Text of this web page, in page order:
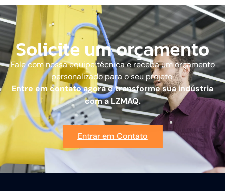
Solicite um orçamento
Fale com nossa equipe técnica e receba um orçamento
personalizado para o seu projeto.
Entre em contato agora e transforme sua indústria
com a LZMAQ.
Entrar em Contato